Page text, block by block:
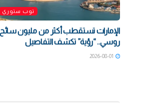
توب ستوري
الإمارات تستقطب أكثر من مليون سائح
روسي.. “رؤية” تكشف التفاصيل